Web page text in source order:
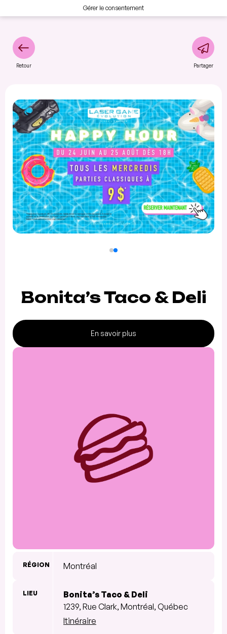
Gérer le consentement
Retour Partager
Bonita’s Taco & Deli
En savoir plus
RÉGION Montréal
LIEU
Bonita’s Taco & Deli
1239, Rue Clark, Montréal, Québec
Itinéraire